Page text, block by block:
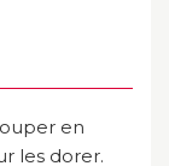
en
les dorer.